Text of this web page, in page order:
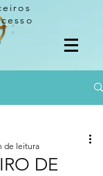
DE
de leitura